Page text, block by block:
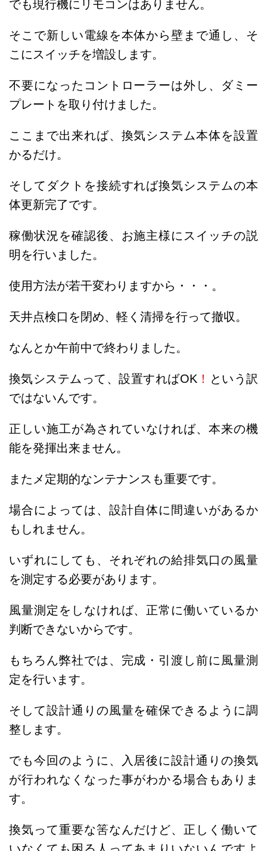
でも現行機にリモコンはありません。
そこで新しい電線を本体から壁まで通し、そ
こにスイッチを増設します。
不要になったコントローラーは外し、ダミー
プレートを取り付けました。
ここまで出来れば、換気システム本体を設置
かるだけ。
そしてダクトを接続すれば換気システムの本
体更新完了です。
稼働状況を確認後、お施主様にスイッチの説
明を行いました。
使用方法が若干変わりますから・・・。
天井点検口を閉め、軽く清掃を行って撤収。
なんとか午前中で終わりました。
換気システムって、設置すればOK ！ という訳
ではないんです。
正しい施工が為されていなければ、本来の機
能を発揮出来ません。
またメ定期的なンテナンスも重要です。
場合によっては、設計自体に間違いがあるか
もしれません。
いずれにしても、それぞれの給排気口の風量
を測定する必要があります。
風量測定をしなければ、正常に働いているか
判断できないからです。
もちろん弊社では、完成・引渡し前に風量測
定を行います。
そして設計通りの風量を確保できるように調
整します。
でも今回のように、入居後に設計通りの換気
が行われなくなった事がわかる場合もありま
す。
換気って重要な筈なんだけど、正しく働いて